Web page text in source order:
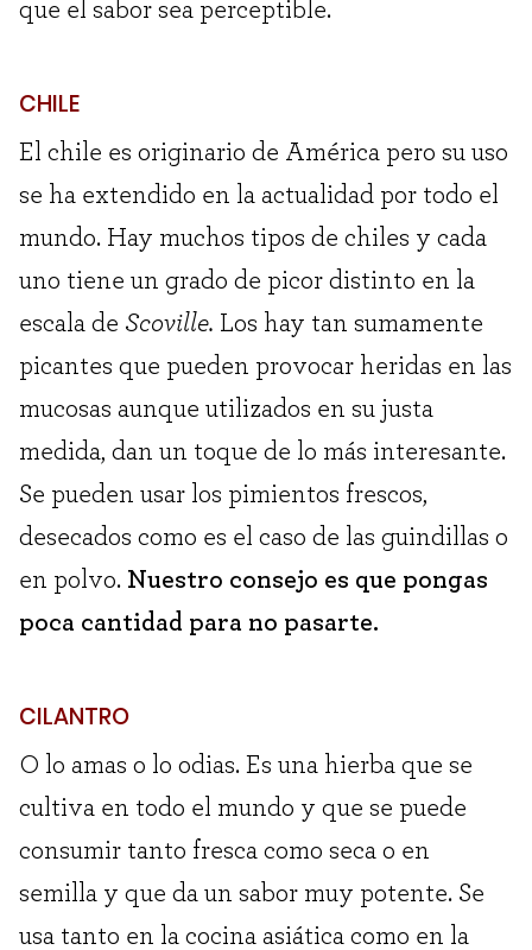
que el sabor sea perceptible.
CHILE
El chile es originario de América pero su uso
se ha extendido en la actualidad por todo el
mundo. Hay muchos tipos de chiles y cada
uno tiene un grado de picor distinto en la
escala de Scoville. Los hay tan sumamente
picantes que pueden provocar heridas en las
mucosas aunque utilizados en su justa
medida, dan un toque de lo más interesante.
Se pueden usar los pimientos frescos,
desecados como es el caso de las guindillas o
en polvo. Nuestro consejo es que pongas
poca cantidad para no pasarte.
CILANTRO
O lo amas o lo odias. Es una hierba que se
cultiva en todo el mundo y que se puede
consumir tanto fresca como seca o en
semilla y que da un sabor muy potente. Se
usa tanto en la cocina asiática como en la